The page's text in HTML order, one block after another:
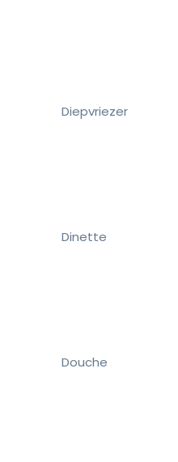
Diepvriezer
Dinette
Douche